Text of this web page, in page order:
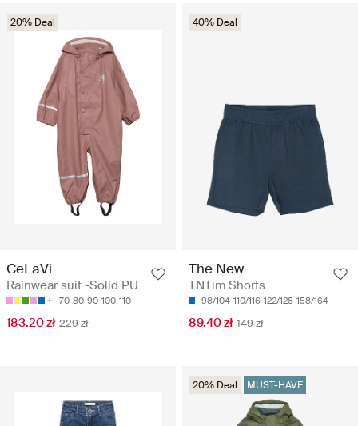
20% Deal
CeLaVi
Rainwear suit -Solid PU
70 80 90 100 110
183.20 zł 229 zł
40% Deal
The New
TNTim Shorts
98/104 110/116 122/128 158/164
89.40 zł 149 zł
20% Deal MUST-HAVE